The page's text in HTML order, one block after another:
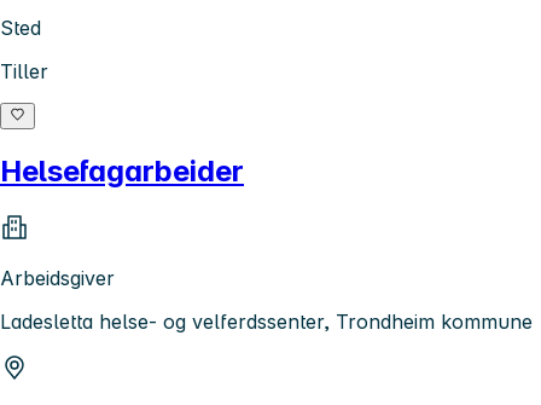
Sted
Tiller
Helsefagarbeider
Arbeidsgiver
Ladesletta helse- og velferdssenter, Trondheim kommune